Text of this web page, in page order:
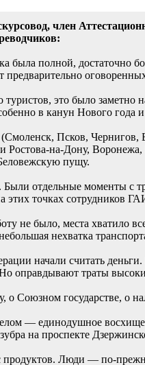
член
полной, достаточно
предварительно
туристов, это было
в канун Нового года
Псков,
Ростова-на-Дону,
пущу.
Были отдельные моменты
этих точках сотрудников
не было, места хватило
нехватка
начали считать
оправдывают траты
о Союзном государстве, о
— единодушное
на проспекте
Люди — по-